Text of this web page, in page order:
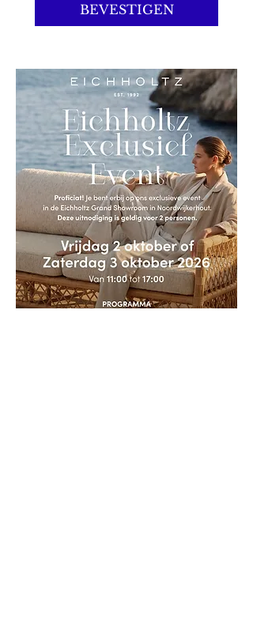
BEVESTIGEN